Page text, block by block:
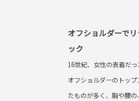
オフショルダーで
ック
16世紀、女性の表着だ
オフショルダーのトッ
たものが多く、胸や腰